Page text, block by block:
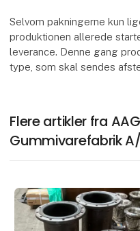
Selvom pakningerne kun
produktionen allerede
leverance. Denne gang
type, som skal sendes
Flere artikler fra
Gummivarefabrik